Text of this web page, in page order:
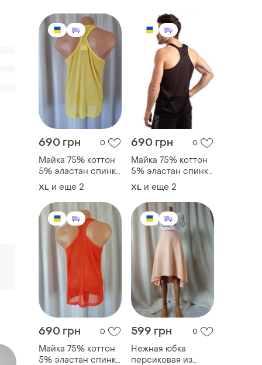
690 грн 0
Майка 75% коттон
5% эластан спинка
прозрачная
стрейчевая сетка
спереди
невероятно
приятный к телу
трикотаж размеры
xl xl 2xl 3xl
XL и еще 2
690 грн 0
Майка 75% коттон
5% эластан спинка
прозрачная
стрейчевая сетка
спереди
невероятно
приятный к телу
трикотаж размеры
xl xl 2xl 3xl фасон
XL и еще 2
690 грн 0
Майка 75% коттон
5% эластан спинка
599 грн 0
Нежная юбка
персиковая из